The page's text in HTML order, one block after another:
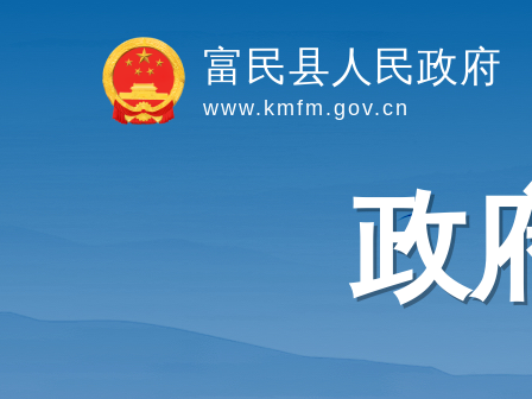
富民县人民政府
www.kmfm.gov.cn
政